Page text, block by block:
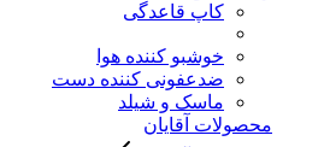
کاپ قاعدگی
خوشبو کننده هوا
ضدعفونی کننده دست
ماسک و شیلد
محصولات آقایان